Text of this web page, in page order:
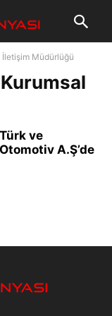
Müdürlüğü
ve
A.Ş’de